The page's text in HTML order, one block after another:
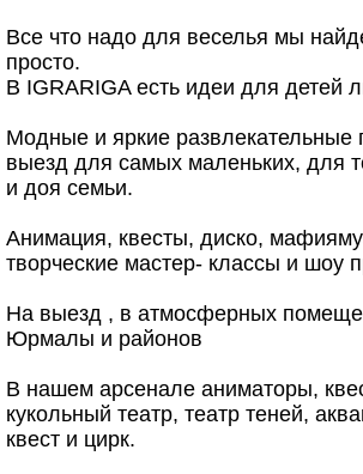
Все что надо для веселья мы
просто.
В IGRARIGA есть идеи для детей
Модные и яркие развлекательные
выезд для самых маленьких, для
и доя семьи.
Анимация, квесты, диско,
творческие мастер- классы и шоу
На выезд , в атмосферных
Юрмалы и районов
В нашем арсенале аниматоры,
кукольный театр, театр теней,
квест и цирк.